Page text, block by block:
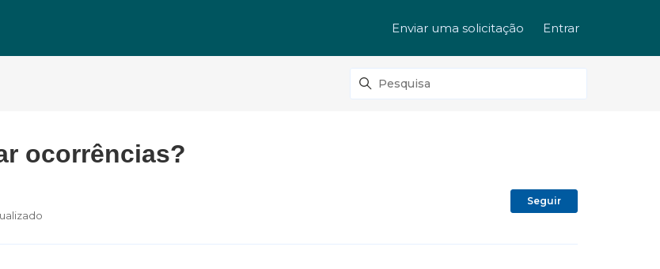
Enviar uma solicitação Entrar
ocorrências?
Seguir